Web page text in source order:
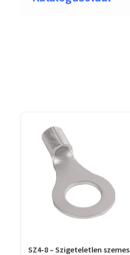
SZ4-8 – Szigeteletlen szemes